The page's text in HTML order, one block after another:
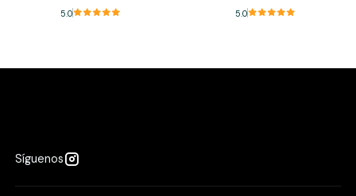
5.0 5.0
Síguenos